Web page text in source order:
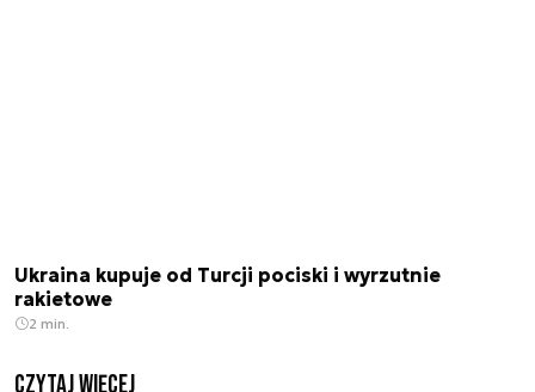
Ukraina kupuje od Turcji pociski i wyrzutnie
rakietowe
2 min.